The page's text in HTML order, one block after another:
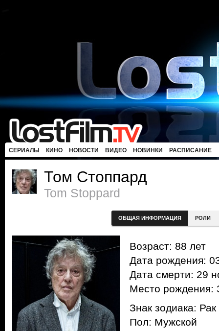
СЕРИАЛЫ КИНО НОВОСТИ ВИДЕО НОВИНКИ РАСПИСАНИЕ
Том Стоппард
Tom Stoppard
ОБЩАЯ ИНФОРМАЦИЯ РОЛИ
Возраст: 88 лет
Дата рождения:
Дата смерти: 29
Место рождения:
Знак зодиака: Рак
Пол: Мужской